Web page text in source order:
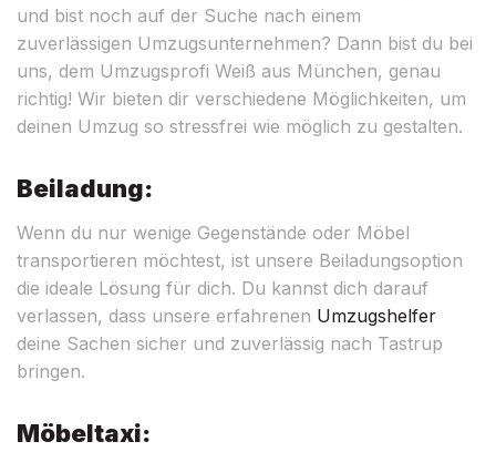
und bist noch auf der Suche nach einem
zuverlässigen Umzugsunternehmen? Dann bist du bei
uns, dem Umzugsprofi Weiß aus München, genau
richtig! Wir bieten dir verschiedene Möglichkeiten, um
deinen Umzug so stressfrei wie möglich zu gestalten.
Beiladung:
Wenn du nur wenige Gegenstände oder Möbel
transportieren möchtest, ist unsere Beiladungsoption
die ideale Lösung für dich. Du kannst dich darauf
verlassen, dass unsere erfahrenen Umzugshelfer
deine Sachen sicher und zuverlässig nach Tastrup
bringen.
Möbeltaxi: